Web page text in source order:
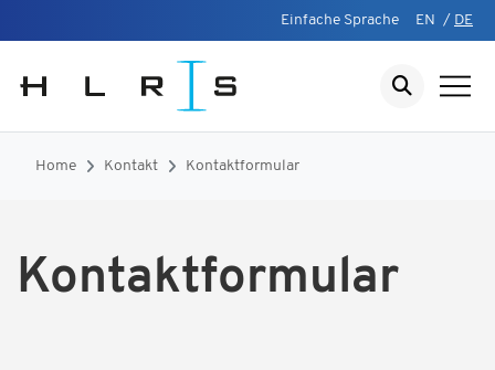
Einfache Sprache EN / DE
Home Kontakt Kontaktformular
Kontaktformular